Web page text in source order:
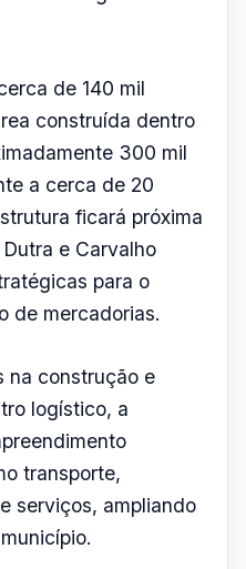
construção e
transporte,
serviços, ampliando
deve consolidar
polo logístico
investimentos e